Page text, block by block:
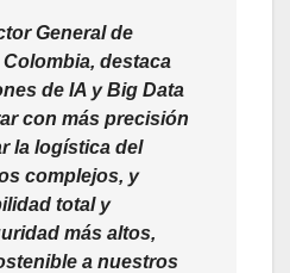
General de
, destaca
de IA y Big Data
con más precisión
la logística del
complejos, y
total y
más altos,
a nuestros